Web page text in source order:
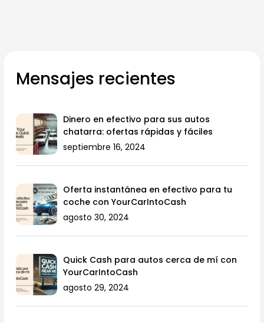
Mensajes recientes
Dinero en efectivo para sus autos
chatarra: ofertas rápidas y fáciles
septiembre 16, 2024
Oferta instantánea en efectivo para tu
coche con YourCarIntoCash
agosto 30, 2024
Quick Cash para autos cerca de mí con
YourCarIntoCash
agosto 29, 2024